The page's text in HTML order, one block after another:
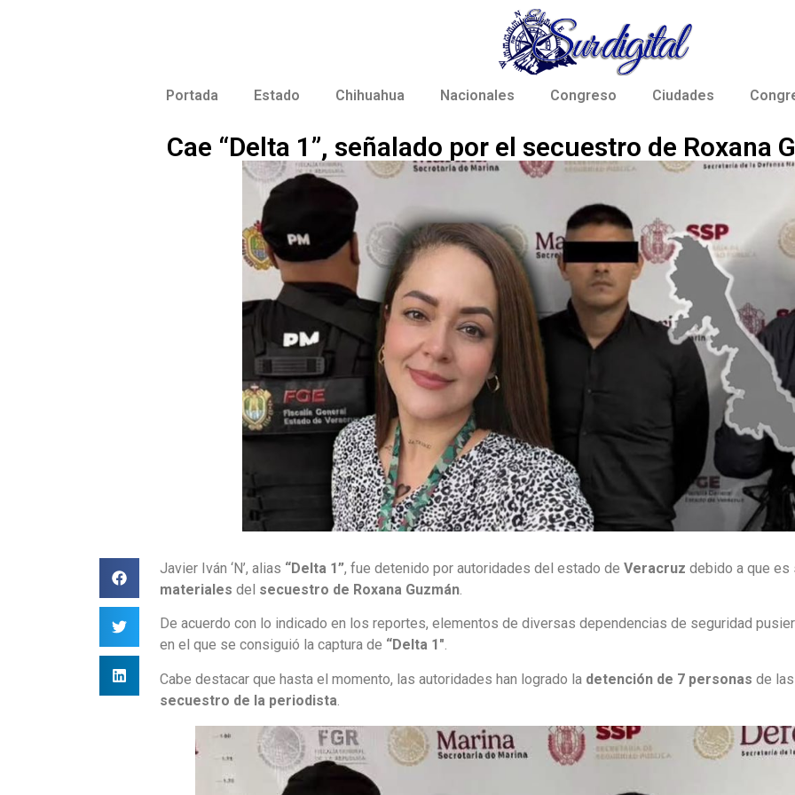
Portada Estado Chihuahua Nacionales Congreso Ciudades
Cae “Delta 1”, señalado por el secuestro de Roxana
Javier Iván ‘N’, alias “Delta 1”, fue detenido por autoridades del estado deVeracruz debido a que
materiales del secuestro de Roxana Guzmán
De acuerdo con lo indicado en los reportes, elementos de diversas dependencias de seguridad
en el que se consiguió la captura de “Delta 1″.
Cabe destacar que hasta el momento, las autoridades han logrado la detención de 7 personas de
secuestro de la periodista